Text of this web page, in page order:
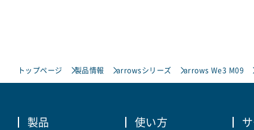
トップページ 製品情報 arrowsシリーズ arrows We3 M09
製品 使い方